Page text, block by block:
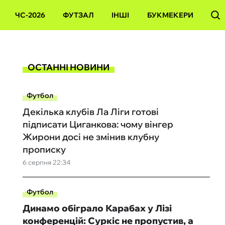
ЧС-2026 ФУТЗАЛ ІНШІ БУКМЕКЕРИ
ОСТАННІ НОВИНИ
Футбол
6 серпня 22:34
Декілька клубів Ла Ліги готові
підписати Циганкова: чому вінгер
Жирони досі не змінив клубну
прописку
Футбол
Динамо обіграло Карабах у Лізі
конференцій: Суркіс не пропустив, а